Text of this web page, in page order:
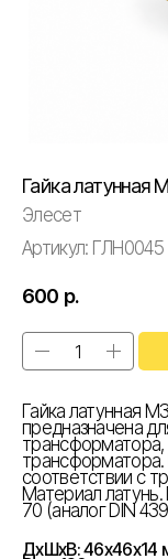
Гайка латунная
Элесет
Артикул: ГЛН0045
600 р.
Гайка латунная
предназначена
трансформатора,
трансформатора.
соответствии с
Материал
70 (аналог DIN
ДxШxВ: 46x46x14